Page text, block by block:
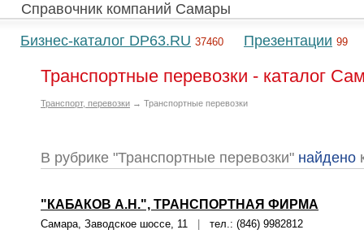
Справочник компаний Самары
Бизнес-каталог DP63.RU 37460 Презентации 99
Транспортные перевозки - каталог
Транспорт, перевозки → Транспортные перевозки
В рубрике "Транспортные перевозки" найдено
"КАБАКОВ А.Н.", ТРАНСПОРТНАЯ ФИРМА
Самара, Заводское шоссе, 11 тел.: (846) 9982812